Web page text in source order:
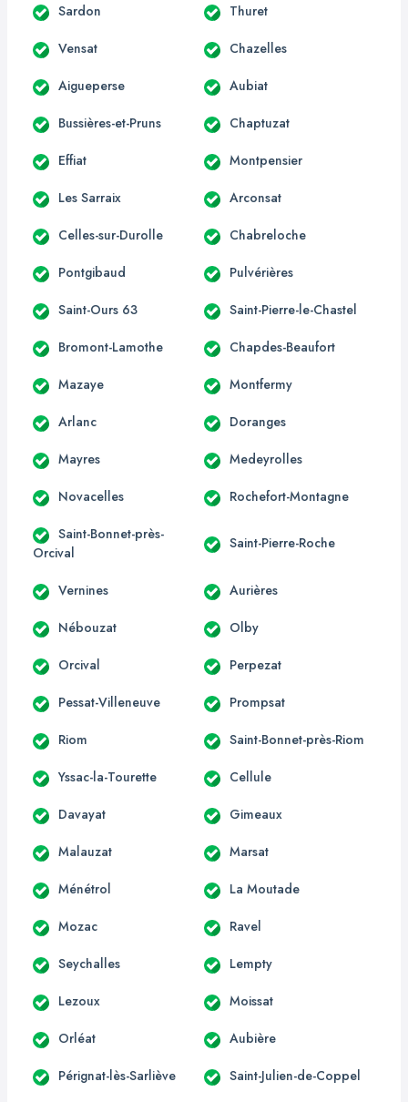
Sardon Thuret
Vensat Chazelles
Aigueperse Aubiat
Bussières-et-Pruns Chaptuzat
Effiat Montpensier
Les Sarraix Arconsat
Celles-sur-Durolle Chabreloche
Pontgibaud Pulvérières
Saint-Ours 63 Saint-Pierre-le-Chastel
Bromont-Lamothe Chapdes-Beaufort
Mazaye Montfermy
Arlanc Doranges
Mayres Medeyrolles
Novacelles Rochefort-Montagne
Saint-Bonnet-près-
Orcival
Saint-Pierre-Roche
Vernines Aurières
Nébouzat Olby
Orcival Perpezat
Pessat-Villeneuve Prompsat
Riom Saint-Bonnet-près-Riom
Yssac-la-Tourette Cellule
Davayat Gimeaux
Malauzat Marsat
Ménétrol La Moutade
Mozac Ravel
Seychalles Lempty
Lezoux Moissat
Orléat Aubière
Pérignat-lès-Sarliève Saint-Julien-de-Coppel